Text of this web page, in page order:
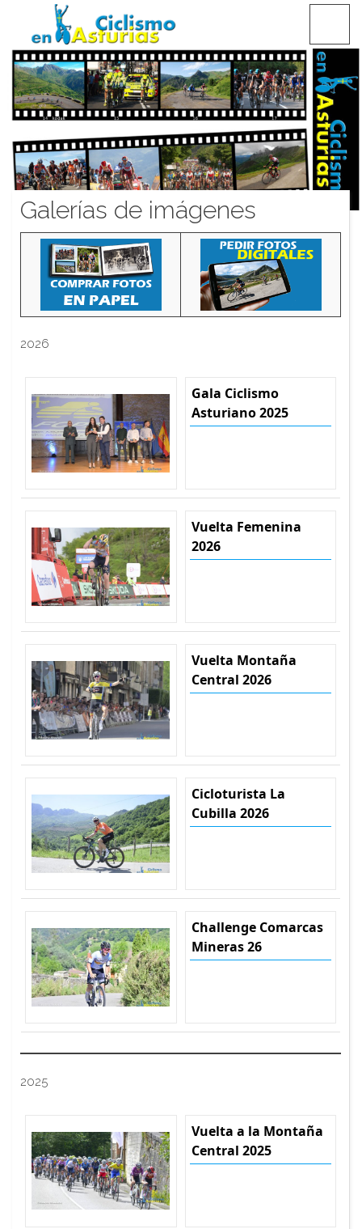
CICLISMO EN ASTURIAS
Galerías de imágenes
2026
Gala Ciclismo
Asturiano 2025
Vuelta Femenina
2026
Vuelta Montaña
Central 2026
Cicloturista La
Cubilla 2026
Challenge Comarcas
Mineras 26
2025
Vuelta a la Montaña
Central 2025